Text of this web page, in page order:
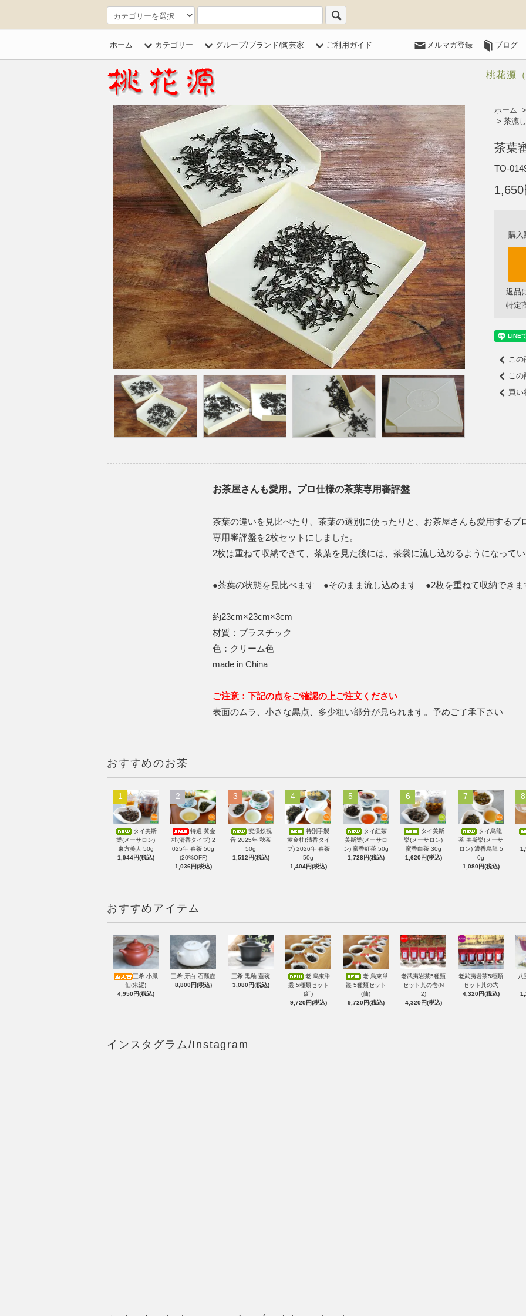
ホーム カテゴリー グループ/ブランド/陶芸家 ご利用ガイド メルマガ登録 ブログ
桃花源
ホーム >
> 茶漉
茶葉
TO-
購入
返品
特定
この
この
買い
お茶屋さんも愛用。プロ仕様の茶葉専用審評盤
茶葉の違いを見比べたり、茶葉の選別に使ったりと、お茶屋さんも愛用するプ
専用審評盤を2枚セットにしました。
2枚は重ねて収納できて、茶葉を見た後には、茶袋に流し込めるようになってい
●茶葉の状態を見比べます ●そのまま流し込めます ●2枚を重ねて収納できま
約23cm×23cm×3cm
材質：プラスチック
色：クリーム色
made in China
ご注意：下記の点をご確認の上ご注文ください
表面のムラ、小さな黒点、多少粗い部分が見られます。予めご了承下さい
おすすめのお茶
1
タイ美斯
樂(メーサロン)
東方美人 50g
1,944円(税込)
2
特選 黄金
桂(清香タイプ) 2
025年 春茶 50g
(20%OFF)
1,036円(税込)
3
安渓鉄観
音 2025年 秋茶
50g
1,512円(税込)
4
特別手製
黄金桂(清香タイ
プ) 2026年 春茶
50g
1,404円(税込)
5
タイ紅茶
美斯樂(メーサロ
ン) 蜜香紅茶 50g
1,728円(税込)
6
タイ美斯
樂(メーサロン)
蜜香白茶 30g
1,620円(税込)
7
タイ烏龍
茶 美斯樂(メーサ
ロン) 濃香烏龍 5
0g
1,080円(税込)
8
おすすめアイテム
三希 小鳳
仙(朱泥)
4,950円(税込)
三希 牙白 石瓢壺
8,800円(税込)
三希 黒釉 蓋碗
3,080円(税込)
老 烏東単
叢 5種類セット
(紅)
9,720円(税込)
老 烏東単
叢 5種類セット
(仙)
9,720円(税込)
老武夷岩茶5種類
セット其の壱(N
2)
4,320円(税込)
老武夷岩茶5種類
セット其の弐
4,320円(税込)
八
インスタグラム/Instagram